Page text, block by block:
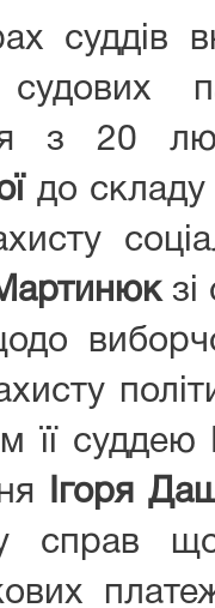
суддів
судових
з 20
до складу
Мартинюкзі
її
Ігоря
справ